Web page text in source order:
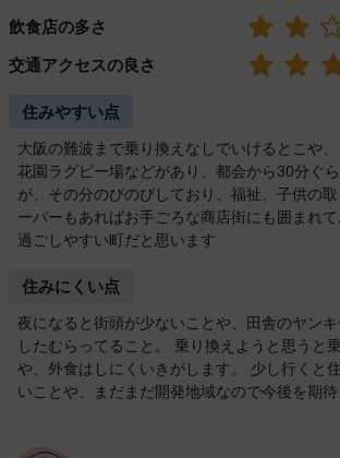
飲食店の多さ
交通アクセスの良さ
住みやすい点
大阪の難波まで乗り換えなしでいけるとこや
花園ラグビー場などがあり、都会から30分ぐ
が、その分のびのびしており、福祉、子供の
ーパーもあればお手ごろな商店街にも囲まれ
過ごしやすい町だと思います
住みにくい点
夜になると街頭が少ないことや、田舎のヤン
したむらってること。 乗り換えようと思うと
や、外食はしにくいきがします。 少し行くと
いことや、まだまだ開発地域なので今後を期